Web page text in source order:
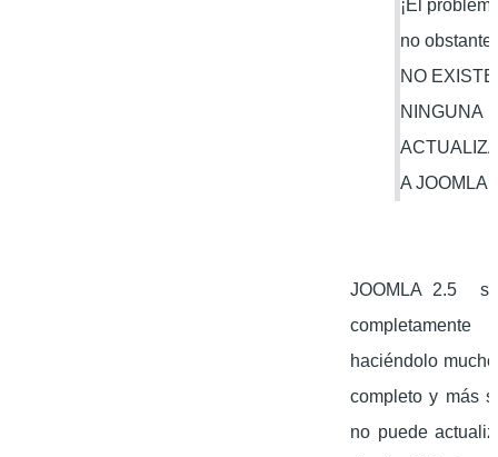
¡El
no
NO EXISTE
NINGUNA
A JOOMLA
JOOMLA 2.5
completamente
haciéndolo
completo y más
no puede